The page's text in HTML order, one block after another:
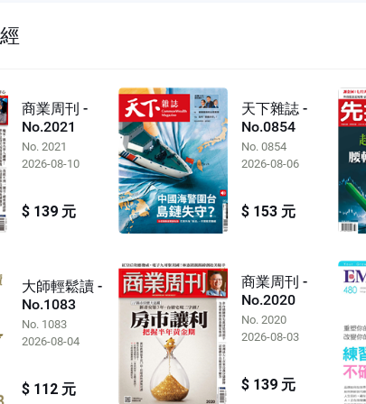
商業周刊 -
No.2021
No. 2021
2026-08-10
$ 139 元
天下雜誌 -
No.0854
No. 0854
2026-08-06
$ 153 元
大師輕鬆讀 -
No.1083
No. 1083
2026-08-04
$ 112 元
商業周刊 -
No.2020
No. 2020
2026-08-03
$ 139 元